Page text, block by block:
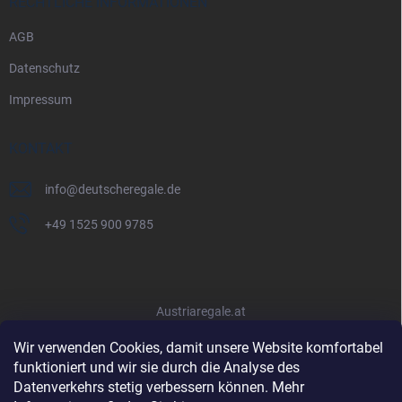
Wir verwenden Cookies, damit unsere Website komfortabel
funktioniert und wir sie durch die Analyse des
Datenverkehrs stetig verbessern können. Mehr
AGB
Datenschutz
Impressum
KONTAKT
info@deutscheregale.de
+49 1525 900 9785
Austriaregale.at